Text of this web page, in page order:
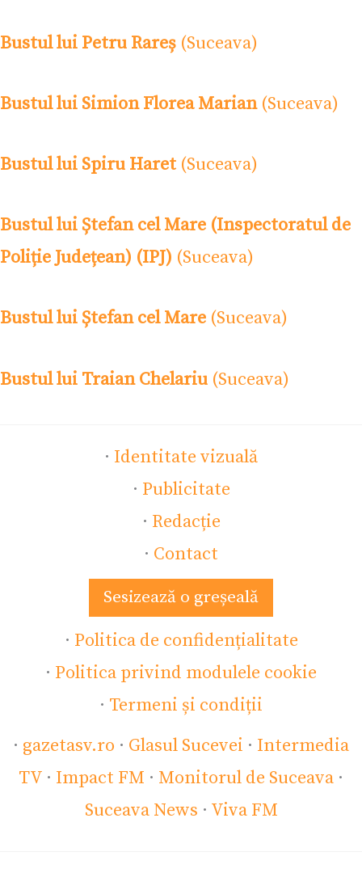
Bustul lui Petru Rareș (Suceava)
Bustul lui Simion Florea Marian(Suceava)
Bustul lui Spiru Haret (Suceava)
Bustul lui Ștefan cel Mare (Inspectoratul de
Poliție Județean) (IPJ) (Suceava)
Bustul lui Ștefan cel Mare (Suceava)
Bustul lui Traian Chelariu (Suceava)
· Identitate vizuală
· Publicitate
· Redacție
· Contact
Sesizează o greșeală
· Politica de confidențialitate
· Politica privind modulele cookie
· Termeni și condiții
· gazetasv.ro · Glasul Sucevei · Intermedia
TV · Impact FM · Monitorul de Suceava ·
Suceava News · Viva FM